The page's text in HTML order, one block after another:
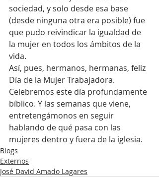
sociedad, y solo desde esa base
(desde ninguna otra era posible) fue
que pudo reivindicar la igualdad de
la mujer en todos los ámbitos de la
vida.
Así, pues, hermanos, hermanas, feliz
Día de la Mujer Trabajadora.
Celebremos este día profundamente
bíblico. Y las semanas que viene,
entretengámonos en seguir
hablando de qué pasa con las
mujeres dentro y fuera de la iglesia.
Blogs
Externos
José David Amado Lagares